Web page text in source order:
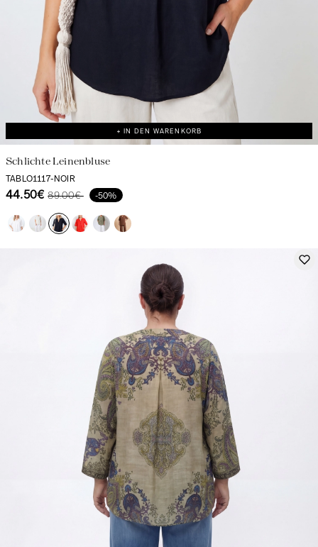
+ IN DEN WARENKORB
Schlichte Leinenbluse
TABLO1117-NOIR
44.50€ 89.00€ -50%